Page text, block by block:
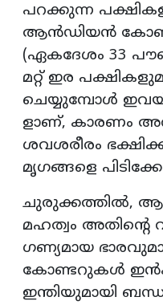
പറക്കുന്ന
ആൻഡിയൻ
(ഏകദേശം 33
മറ്റ് ഇര
ചെയ്യുമ്പോൾ
ളാണ്, കാരണം അവ
ശവശരീരം
മൃഗങ്ങളെ
ചുരുക്കത്തിൽ,
മഹത്വം അതിൻ്റെ
ഗണ്യമായ
കോണ്ടറുകൾ
ഇന്തിയുമായി